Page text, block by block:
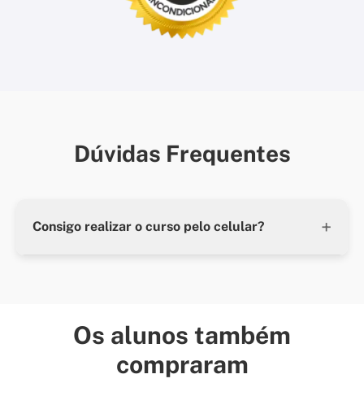
Dúvidas Frequentes
Consigo realizar o curso pelo celular? +
Os alunos também
compraram